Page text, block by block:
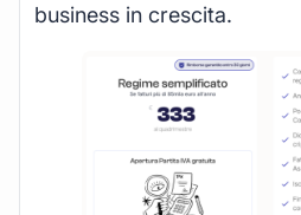
business in crescita.